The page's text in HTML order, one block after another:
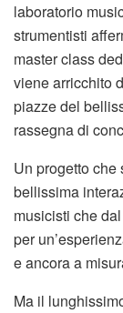
laboratorio
strumentisti
master class
viene arricchito
piazze del
rassegna di
Un progetto
bellissima
musicisti che
per
e ancora a
Ma il